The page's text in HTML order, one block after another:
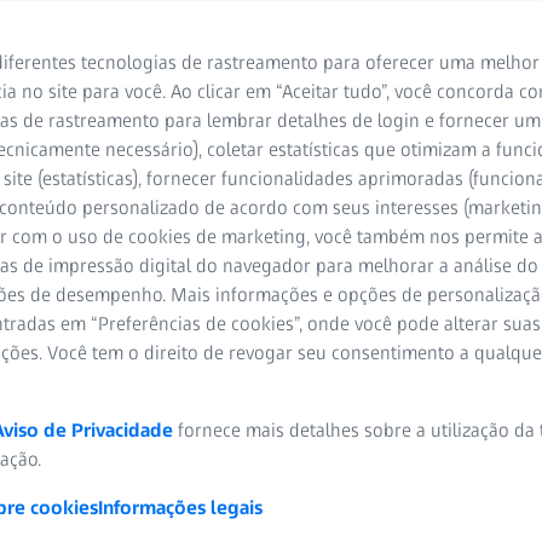
indispensável de OCT
à idade (DMRI) parece ser tão omnipresente que é
Estima-se que 196 milhões de pessoas tinham DMRI em
No entanto, 25% dos casos de DMRI no contexto de cuidados
Apesar de a forma neovascular da DMRI atrair a maior parte
representa a maioria dos casos dessa patologia. A Advanced
especificamente criada para ajudar os médicos a tratar a DMRI
uma combinação de dois algoritmos: o mapa de elevação de
medir a atrofia geográfica (AG). A Advanced RPE Analysis
padrão (512×128 ou 200×200) para fornecer medições
e da AG. Qualquer um dos algoritmos pode ser aplicado a
tecnologias de rastreamento para oferecer uma melhor
no site para você. Ao clicar em “Aceitar tudo”, você concorda
de rastreamento para lembrar detalhes de login e fornecer
necessário), coletar estatísticas que otimizam a
(estatísticas), fornecer funcionalidades aprimoradas
personalizado de acordo com seus interesses
com o uso de cookies de marketing, você também nos permite
de impressão digital do navegador para melhorar a análise do
de desempenho. Mais informações e opções de
em “Preferências de cookies”, onde você pode alterar suas
Você tem o direito de revogar seu consentimento a
de Privacidade fornece mais detalhes sobre a utilização da
cookiesInformações legais